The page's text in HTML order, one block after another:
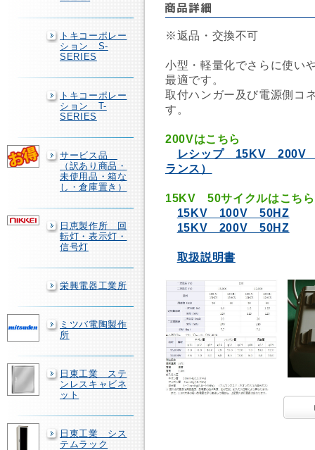
トキコーポレー
ション S-
SERIES
トキコーポレー
ション T-
SERIES
サービス品
（訳あり商品・
未使用品・箱な
し・倉庫置き）
日恵製作所 回
転灯・表示灯・
信号灯
栄興電器工業所
ミツバ電陶製作
所
日東工業 ステ
ンレスキャビネ
ット
日東工業 シス
テムラック
※返品・交換不可
小型・軽量化でさらに使い
最適です。
取付ハンガー及び電源側コ
す。
200Vはこちら
レシップ 15KV 200V
ランス）
15KV 50サイクルはこちら
15KV 100V 50HZ
15KV 200V 50HZ
取扱説明書